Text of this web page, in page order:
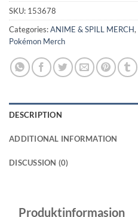
SKU: 153678
Categories:ANIME & SPILL MERCH,
Pokémon Merch
DESCRIPTION
ADDITIONAL INFORMATION
DISCUSSION (0)
Produktinformasjon